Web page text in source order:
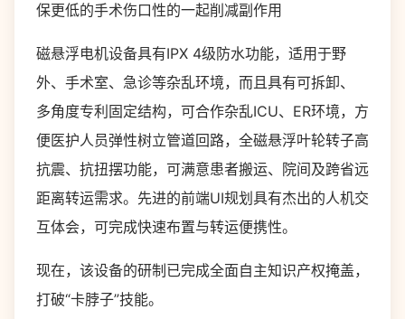
保更低的手术伤口性的一起削减副作用
磁悬浮电机设备具有IPX 4级防⽔功能，适用于野
外、手术室、急诊等杂乱环境，而且具有可拆卸、
多角度专利固定结构，可合作杂乱ICU、ER环境，⽅
便医护人员弹性树立管道回路，全磁悬浮叶轮转子高
抗震、抗扭摆功能，可满意患者搬运、院间及跨省远
距离转运需求。先进的前端UI规划具有杰出的人机交
互体会，可完成快速布置与转运便携性。
现在，该设备的研制已完成全面自主知识产权掩盖，
打破“卡脖子”技能。